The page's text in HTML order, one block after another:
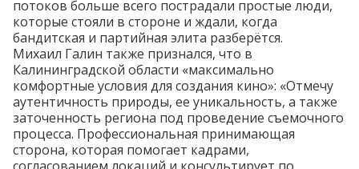
потоков больше всего пострадали простые люди,
которые стояли в стороне и ждали, когда
бандитская и партийная элита разберётся.
Михаил Галин также признался, что в
Калининградской области «максимально
комфортные условия для создания кино»: «Отмечу
аутентичность природы, ее уникальность, а также
заточенность региона под проведение съемочного
процесса. Профессиональная принимающая
сторона, которая помогает кадрами,